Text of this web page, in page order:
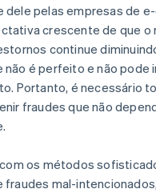
dele pelas empresas de
crescente de que o
continue
não é perfeito e não pode
Portanto, é necessário
fraudes que não
com os métodos
fraudes mal-